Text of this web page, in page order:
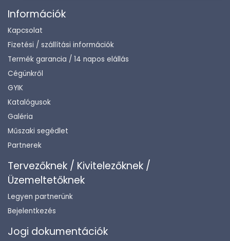
Információk
Kapcsolat
Fizetési / szállítási információk
Termék garancia / 14 napos elállás
Cégünkről
GYIK
Katalógusok
Galéria
Műszaki segédlet
Partnerek
Tervezőknek / Kivitelezőknek /
Üzemeltetőknek
Legyen partnerünk
Bejelentkezés
Jogi dokumentációk